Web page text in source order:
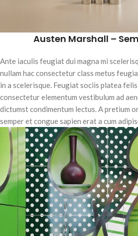
Austen Marshall –
Ante iaculis feugiat dui magna mi
nullam hac consectetur class metus
in a scelerisque. Feugiat sociis platea felis
consectetur elementum vestibulum ad
dictumst condimentum lectus. A pretium
semper et congue sapien erat a cum